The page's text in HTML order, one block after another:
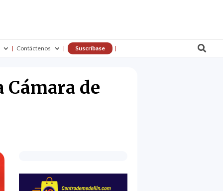
Contáctenos Suscríbase 
Cámara de